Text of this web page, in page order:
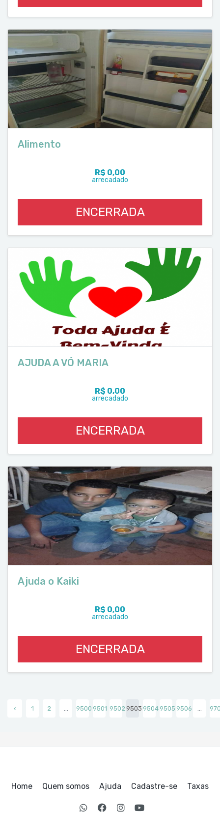
Alimento
R$ 0,00
arrecadado
ENCERRADA
AJUDA A VÓ MARIA
R$ 0,00
arrecadado
ENCERRADA
Ajuda o Kaiki
R$ 0,00
arrecadado
ENCERRADA
‹ 1 2 ... 9500 9501 9502 9503 9504 9505 9506 ...
Home Quem somos Ajuda Cadastre-se Taxas